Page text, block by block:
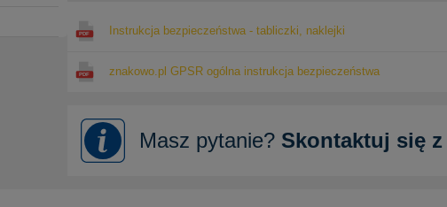
Instrukcja bezpieczeństwa - tabliczki, naklejki
znakowo.pl GPSR ogólna instrukcja bezpieczeństwa
Masz pytanie? Skontaktuj się